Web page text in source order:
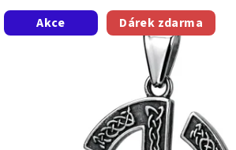
Akce Dárek zdarma